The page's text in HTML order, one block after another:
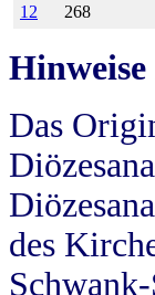
12
268
Das
des